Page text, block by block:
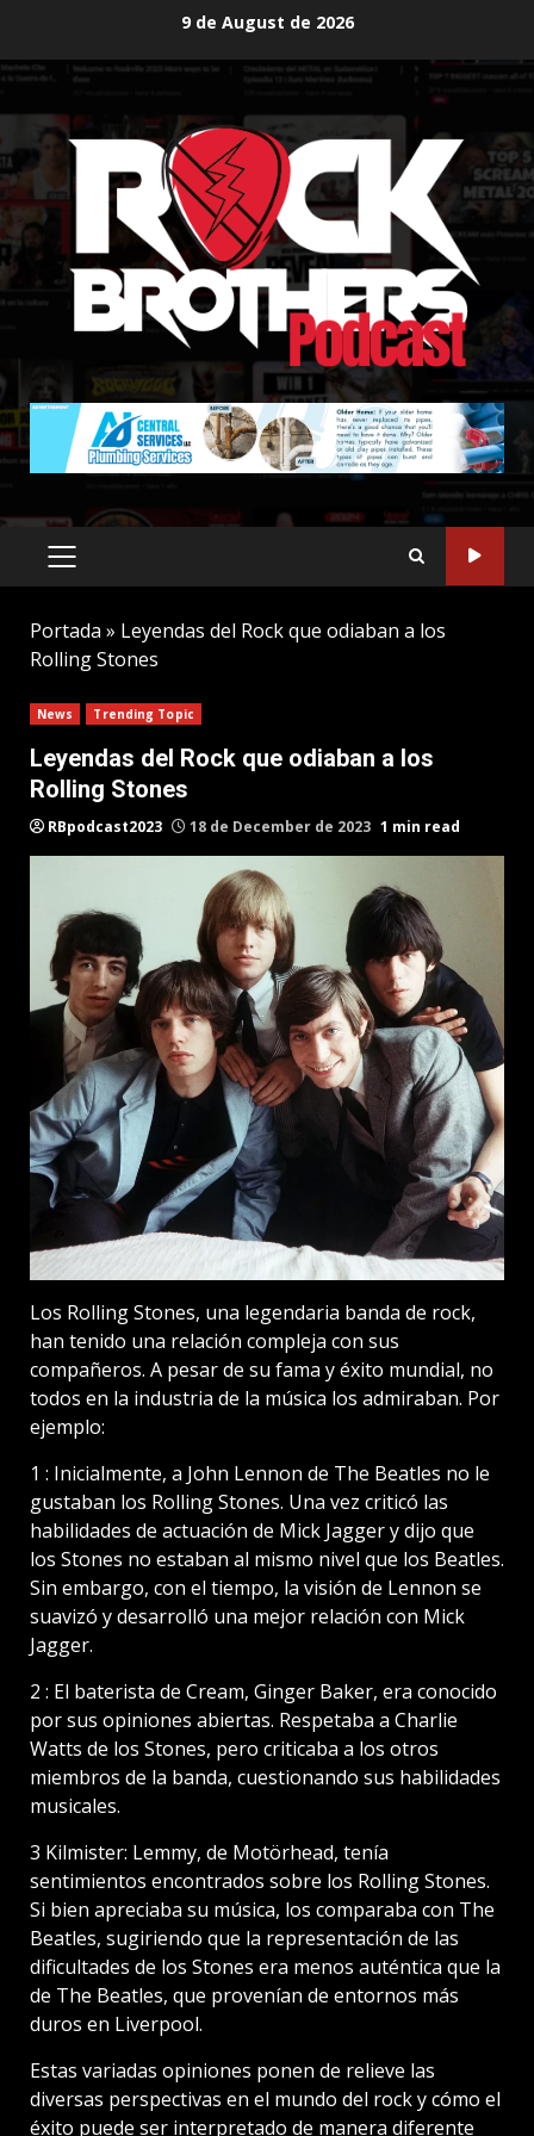
content
9 de August de 2026
PRIMARY
MENU
Portada » Leyendas del Rock que odiaban a los
Rolling Stones
News Trending Topic
Leyendas del Rock que odiaban a los
Rolling Stones
RBpodcast2023 18 de December de 2023 1 min read
Los Rolling Stones, una legendaria banda de rock,
han tenido una relación compleja con sus
compañeros. A pesar de su fama y éxito mundial, no
todos en la industria de la música los admiraban. Por
ejemplo:
1 : Inicialmente, a John Lennon de The Beatles no le
gustaban los Rolling Stones. Una vez criticó las
habilidades de actuación de Mick Jagger y dijo que
los Stones no estaban al mismo nivel que los Beatles.
Sin embargo, con el tiempo, la visión de Lennon se
suavizó y desarrolló una mejor relación con Mick
Jagger.
2 : El baterista de Cream, Ginger Baker, era conocido
por sus opiniones abiertas. Respetaba a Charlie
Watts de los Stones, pero criticaba a los otros
miembros de la banda, cuestionando sus habilidades
musicales.
3 Kilmister: Lemmy, de Motörhead, tenía
sentimientos encontrados sobre los Rolling Stones.
Si bien apreciaba su música, los comparaba con The
Beatles, sugiriendo que la representación de las
dificultades de los Stones era menos auténtica que la
de The Beatles, que provenían de entornos más
duros en Liverpool.
Estas variadas opiniones ponen de relieve las
diversas perspectivas en el mundo del rock y cómo el
éxito puede ser interpretado de manera diferente